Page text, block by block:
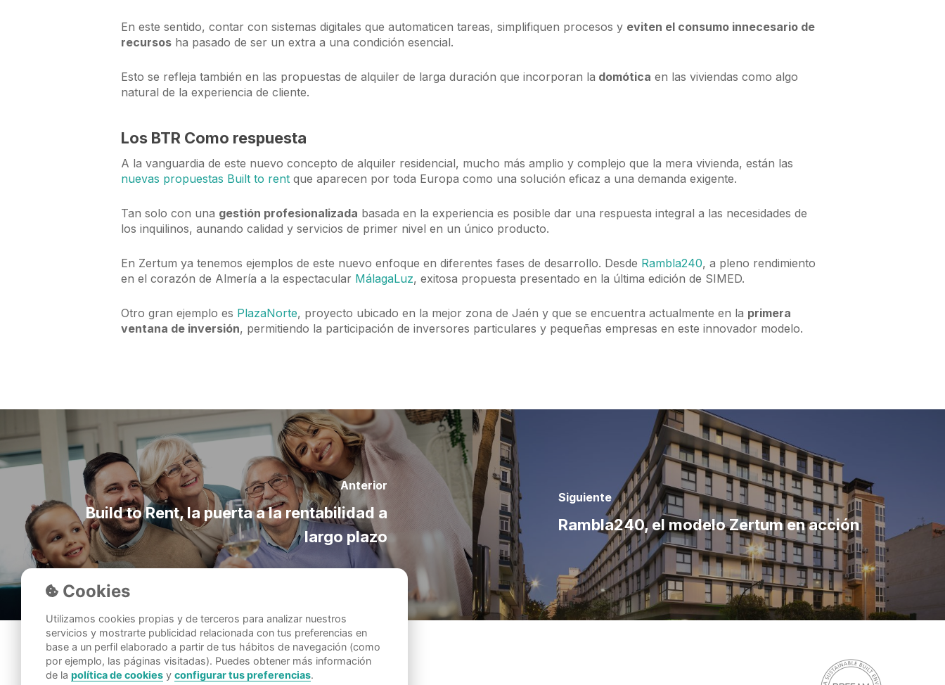
En este sentido, contar con sistemas digitales que automaticen tareas, simplifiquen procesos y eviten el consumo innecesario de
recursos ha pasado de ser un extra a una condición esencial.
Esto se refleja también en las propuestas de alquiler de larga duración que incorporan la domótica en las viviendas como algo
natural de la experiencia de cliente.
Los BTR Como respuesta
A la vanguardia de este nuevo concepto de alquiler residencial, mucho más amplio y complejo que la mera vivienda, están las
nuevas propuestas Built to rent que aparecen por toda Europa como una solución eficaz a una demanda exigente.
Tan solo con una gestión profesionalizada basada en la experiencia es posible dar una respuesta integral a las necesidades de
los inquilinos, aunando calidad y servicios de primer nivel en un único producto.
En Zertum ya tenemos ejemplos de este nuevo enfoque en diferentes fases de desarrollo. Desde Rambla240, a pleno rendimiento
en el corazón de Almería a la espectacular MálagaLuz, exitosa propuesta presentado en la última edición de SIMED.
Otro gran ejemplo es PlazaNorte, proyecto ubicado en la mejor zona de Jaén y que se encuentra actualmente en la primera
ventana de inversión, permitiendo la participación de inversores particulares y pequeñas empresas en este innovador modelo.
Anterior
Build to Rent, la puerta a la rentabilidad a
largo plazo
Siguiente
Rambla240, el modelo Zertum en acción
Cookies
Utilizamos cookies propias y de terceros para analizar nuestros
servicios y mostrarte publicidad relacionada con tus preferencias en
base a un perfil elaborado a partir de tus hábitos de navegación (como
por ejemplo, las páginas visitadas). Puedes obtener más información
de lapolítica de cookies yconfigurar tus preferencias.